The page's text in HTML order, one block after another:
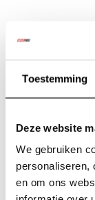
Toestemming
Deze website
We gebruiken
personaliseren,
en om ons
Grill "de luxe"